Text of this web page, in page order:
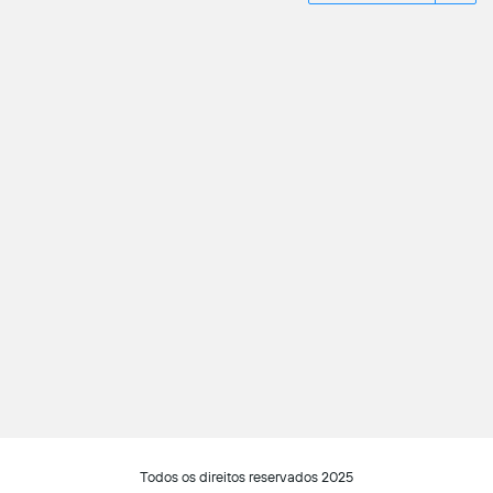
Todos os direitos reservados 2025